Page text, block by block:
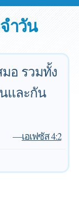
ำวัน
อ รวมทั้ง
และกัน
—เอเฟซัส 4:2